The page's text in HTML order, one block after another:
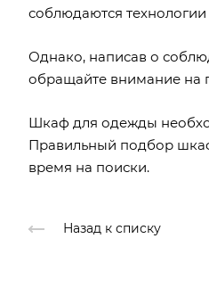
соблюдаются
Однако, написав о
обращайте внимание на
Шкаф для одежды
Правильный подбор
время на поиски.
Назад к списку